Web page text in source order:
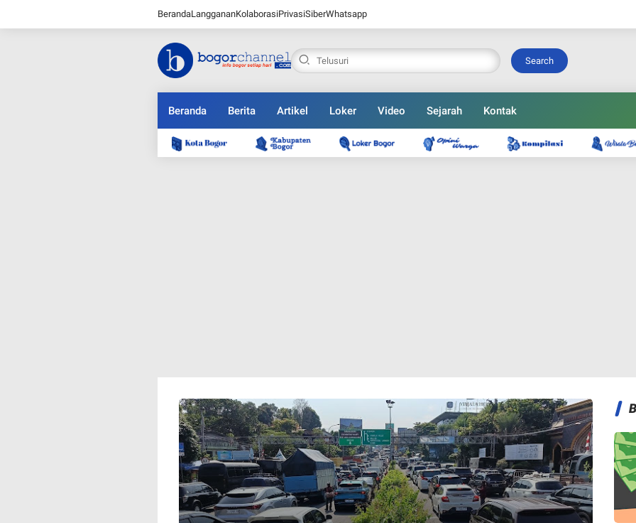
BerandaLanggananKolaborasiPrivasiSiberWhatsapp
Search
Beranda Berita Artikel Loker Video Sejarah Kontak